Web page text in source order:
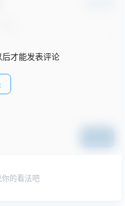
才能发表评论
的看法吧